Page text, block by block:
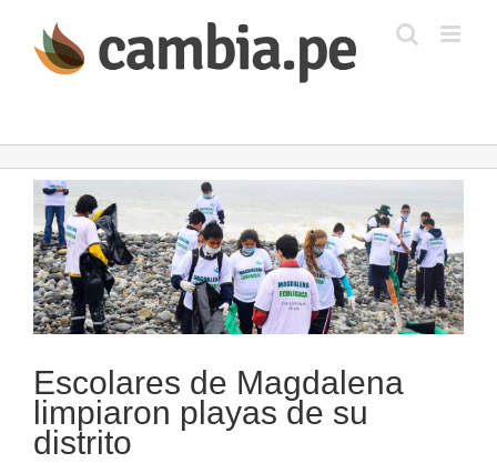
contenido
Ver
imagen
más
grande
Escolares de Magdalena
limpiaron playas de su
distrito